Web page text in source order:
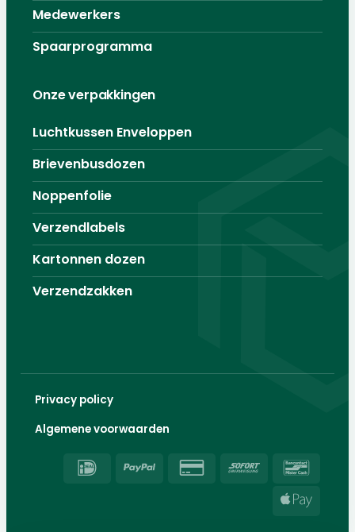
Medewerkers
Spaarprogramma
Onze verpakkingen
Luchtkussen Enveloppen
Brievenbusdozen
Noppenfolie
Verzendlabels
Kartonnen dozen
Verzendzakken
Privacy policy
Algemene voorwaarden
IDeal PayPal
Credit
Sofort